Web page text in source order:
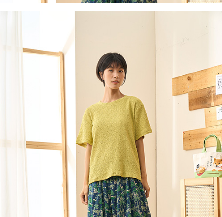
權轉讓予恩沛科技股份有限公司。
「AFTEE先享後付」，若未經同意申辦者引起之損失，本公司不負相關責
任。
４．使用「AFTEE先享後付」時，將依據個別帳號之用戶狀況，依本公司即
時審查核予不同之上限額度；若仍有額度不足之情形，本公司將視審查結果
５．嚴禁一人註冊多個帳號或使用他人資訊註冊。若發現惡意使用之情形，
恩沛科技股份有限公司將有權停止該用戶之使用額度並採取法律行動。